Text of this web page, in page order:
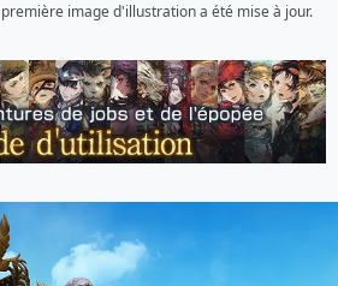
image d'illustration a été mise à jour.